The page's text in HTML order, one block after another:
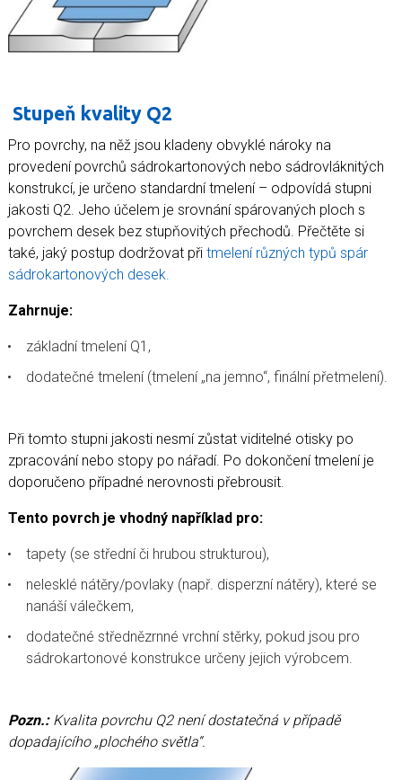
Stupeň kvality Q2
Pro povrchy, na něž jsou kladeny obvyklé nároky na
provedení povrchů sádrokartonových nebo sádrovláknitých
konstrukcí, je určeno standardní tmelení – odpovídá stupni
jakosti Q2. Jeho účelem je srovnání spárovaných ploch s
povrchem desek bez stupňovitých přechodů. Přečtěte si
také, jaký postup dodržovat při tmelení různých typů spár
sádrokartonových desek.
Zahrnuje:
základní tmelení Q1,
dodatečné tmelení (tmelení „na jemno“, finální přetmelení).
Při tomto stupni jakosti nesmí zůstat viditelné otisky po
zpracování nebo stopy po nářadí. Po dokončení tmelení je
doporučeno případné nerovnosti přebrousit.
Tento povrch je vhodný například pro:
tapety (se střední či hrubou strukturou),
nelesklé nátěry/povlaky (např. disperzní nátěry), které se
nanáší válečkem,
dodatečné střednězrnné vrchní stěrky, pokud jsou pro
sádrokartonové konstrukce určeny jejich výrobcem.
Pozn.:Kvalita povrchu Q2 není dostatečná v případě
dopadajícího „plochého světla“.